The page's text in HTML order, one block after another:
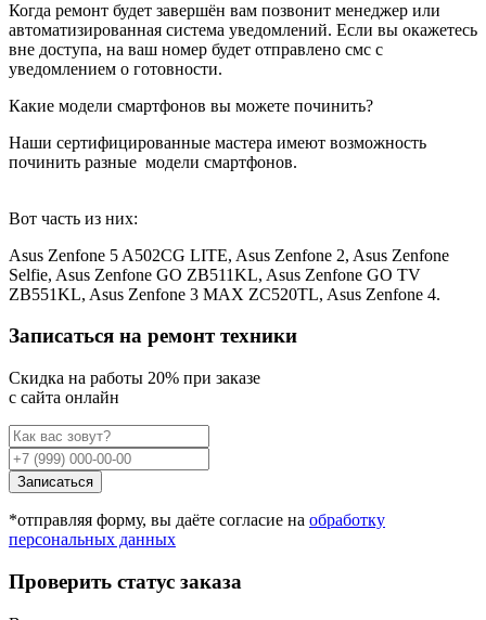
Когда ремонт будет завершён вам позвонит менеджер или
автоматизированная система уведомлений. Если вы окажетесь
вне доступа, на ваш номер будет отправлено смс с
уведомлением о готовности.
Какие модели смартфонов вы можете починить?
Наши сертифицированные мастера имеют возможность
починить разные модели смартфонов.
Вот часть из них:
Asus Zenfone 5 A502CG LITE, Asus Zenfone 2, Asus Zenfone
Selfie, Asus Zenfone GO ZB511KL, Asus Zenfone GO TV
ZB551KL, Asus Zenfone 3 MAX ZC520TL, Asus Zenfone 4.
Записаться на ремонт техники
Cкидка на работы 20% при заказе
с сайта онлайн
Записаться
*отправляя форму, вы даёте согласие на обработку
персональных данных
Проверить статус заказа